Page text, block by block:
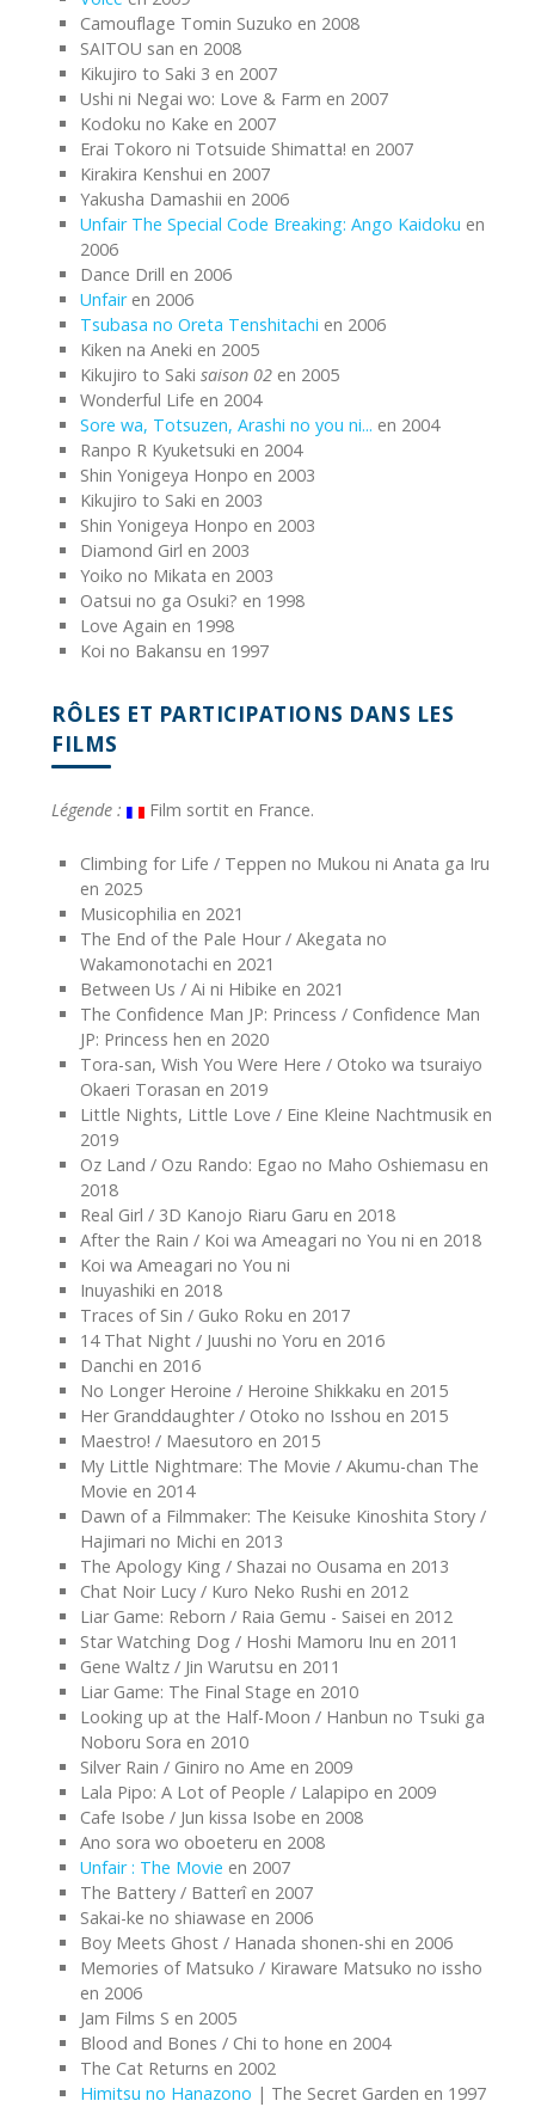
Camouflage Tomin Suzuko en 2008
SAITOU san en 2008
Kikujiro to Saki 3 en 2007
Ushi ni Negai wo: Love & Farm en 2007
Kodoku no Kake en 2007
Erai Tokoro ni Totsuide Shimatta! en 2007
Kirakira Kenshui en 2007
Yakusha Damashii en 2006
Unfair The Special Code Breaking: Ango Kaidoku en
2006
Dance Drill en 2006
Unfairen 2006
Tsubasa no Oreta Tenshitachi en 2006
Kiken na Aneki en 2005
Kikujiro to Saki saison 02 en 2005
Wonderful Life en 2004
Sore wa, Totsuzen, Arashi no you ni... en 2004
Ranpo R Kyuketsuki en 2004
Shin Yonigeya Honpo en 2003
Kikujiro to Saki en 2003
Shin Yonigeya Honpo en 2003
Diamond Girl en 2003
Yoiko no Mikata en 2003
Oatsui no ga Osuki? en 1998
Love Again en 1998
Koi no Bakansu en 1997
RÔLES ET PARTICIPATIONS DANS LES
FILMS
Légende : Film sortit en France.
Climbing for Life / Teppen no Mukou ni Anata ga Iru
en 2025
Musicophilia en 2021
The End of the Pale Hour / Akegata no
Wakamonotachi en 2021
Between Us / Ai ni Hibike en 2021
The Confidence Man JP: Princess / Confidence Man
JP: Princess hen en 2020
Tora-san, Wish You Were Here / Otoko wa tsuraiyo
Okaeri Torasan en 2019
Little Nights, Little Love / Eine Kleine Nachtmusik en
2019
Oz Land / Ozu Rando: Egao no Maho Oshiemasu en
2018
Real Girl / 3D Kanojo Riaru Garu en 2018
After the Rain / Koi wa Ameagari no You ni en 2018
Koi wa Ameagari no You ni
Inuyashiki en 2018
Traces of Sin / Guko Roku en 2017
14 That Night / Juushi no Yoru en 2016
Danchi en 2016
No Longer Heroine / Heroine Shikkaku en 2015
Her Granddaughter / Otoko no Isshou en 2015
Maestro! / Maesutoro en 2015
My Little Nightmare: The Movie / Akumu-chan The
Movie en 2014
Dawn of a Filmmaker: The Keisuke Kinoshita Story /
Hajimari no Michi en 2013
The Apology King / Shazai no Ousama en 2013
Chat Noir Lucy / Kuro Neko Rushi en 2012
Liar Game: Reborn / Raia Gemu - Saisei en 2012
Star Watching Dog / Hoshi Mamoru Inu en 2011
Gene Waltz / Jin Warutsu en 2011
Liar Game: The Final Stage en 2010
Looking up at the Half-Moon / Hanbun no Tsuki ga
Noboru Sora en 2010
Silver Rain / Giniro no Ame en 2009
Lala Pipo: A Lot of People / Lalapipo en 2009
Cafe Isobe / Jun kissa Isobe en 2008
Ano sora wo oboeteru en 2008
Unfair : The Movie en 2007
The Battery / Batterî en 2007
Sakai-ke no shiawase en 2006
Boy Meets Ghost / Hanada shonen-shi en 2006
Memories of Matsuko / Kiraware Matsuko no issho
en 2006
Jam Films S en 2005
Blood and Bones / Chi to hone en 2004
The Cat Returns en 2002
Himitsu no Hanazono | The Secret Garden en 1997